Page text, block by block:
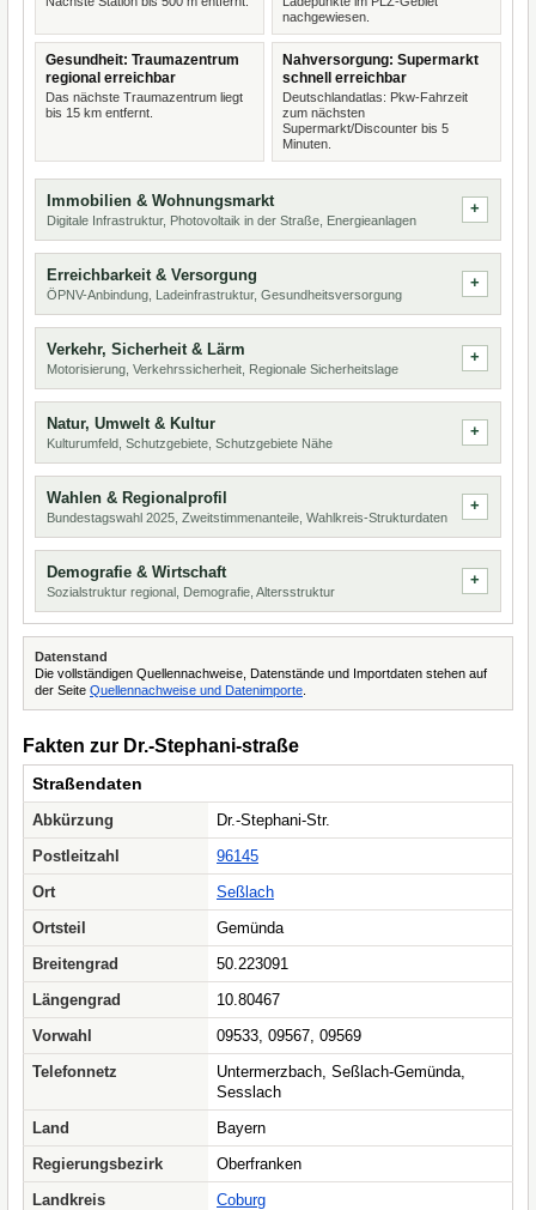
nachgewiesen.
Gesundheit: Traumazentrum
regional erreichbar
Das nächste Traumazentrum liegt
bis 15 km entfernt.
Nahversorgung: Supermarkt
schnell erreichbar
Deutschlandatlas: Pkw-Fahrzeit
zum nächsten
Supermarkt/Discounter bis 5
Minuten.
Immobilien & Wohnungsmarkt
Digitale Infrastruktur, Photovoltaik in der Straße, Energieanlagen
Erreichbarkeit & Versorgung
ÖPNV-Anbindung, Ladeinfrastruktur, Gesundheitsversorgung
Verkehr, Sicherheit & Lärm
Motorisierung, Verkehrssicherheit, Regionale Sicherheitslage
Natur, Umwelt & Kultur
Kulturumfeld, Schutzgebiete, Schutzgebiete Nähe
Wahlen & Regionalprofil
Bundestagswahl 2025, Zweitstimmenanteile, Wahlkreis-Strukturdaten
Demografie & Wirtschaft
Sozialstruktur regional, Demografie, Altersstruktur
Datenstand
Die vollständigen Quellennachweise, Datenstände und Importdaten stehen auf
der Seite Quellennachweise und Datenimporte
Fakten zur Dr.-Stephani-straße
Straßendaten
Abkürzung
Dr.-Stephani-Str.
Postleitzahl
96145
Ort
Seßlach
Ortsteil
Gemünda
Breitengrad
50.223091
Längengrad
10.80467
Vorwahl
09533, 09567, 09569
Telefonnetz
Untermerzbach, Seßlach-Gemünda,
Sesslach
Land
Bayern
Regierungsbezirk
Oberfranken
Landkreis
Coburg